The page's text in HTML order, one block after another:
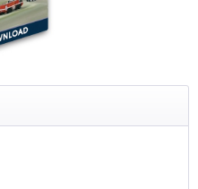
Mega Airport Berlin